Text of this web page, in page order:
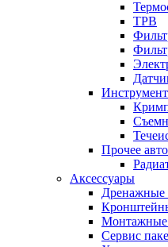
ТРВ
Прочее авто
Аксессуары
Дренажные
Монтажные
Сервис